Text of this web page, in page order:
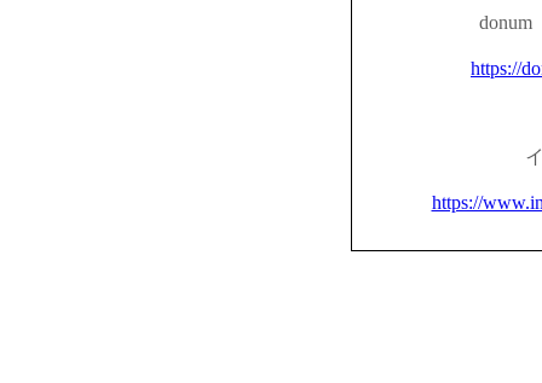
donum
https://
https://